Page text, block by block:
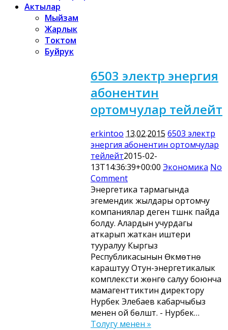
Актылар
Мыйзам
Жарлык
Токтом
Буйрук
6503 электр энергия
абонентин
ортомчулар тейлейт
erkintoo 13.02.2015 6503 электр
энергия абонентин ортомчулар
тейлейт2015-02-
13T14:36:39+00:00 Экономика No
Comment
Энергетика тармагында
эгемендик жылдары ортомчу
компаниялар деген түшүнүк пайда
болду. Алардын учурдагы
аткарып жаткан иштери
тууралуу Кыргыз
Республикасынын Өкмөтүнө
караштуу Отун-энергетикалык
комплексти жөнгө салуу боюнча
мамагенттиктин директору
Нурбек Элебаев кабарчыбыз
менен ой бөлүштү. - Нурбек…
Толугу менен »